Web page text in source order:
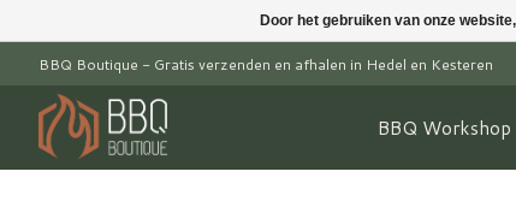
BBQ Boutique - Gratis verzenden en afhalen in Hedel en Kesteren
BBQ Workshop
Door het gebruiken van onze